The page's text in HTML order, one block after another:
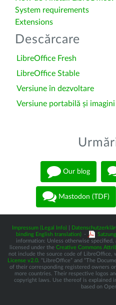
System requirements
Extensions
Descărcare
LibreOffice Fresh
LibreOffice Stable
Versiune în dezvoltare
Versiune portabilă și
Our blog
Mastodon (TDF)
Impressum (Legal Info)
binding English translation) -
information: Unless otherwise
licensed under the Creative Commons
not include the source code of LibreOffice,
License v2.0 . “LibreOffice” and “The
of their corresponding registered owners
more countries. Their respective logos
copyright laws. Use thereof is explained
based on